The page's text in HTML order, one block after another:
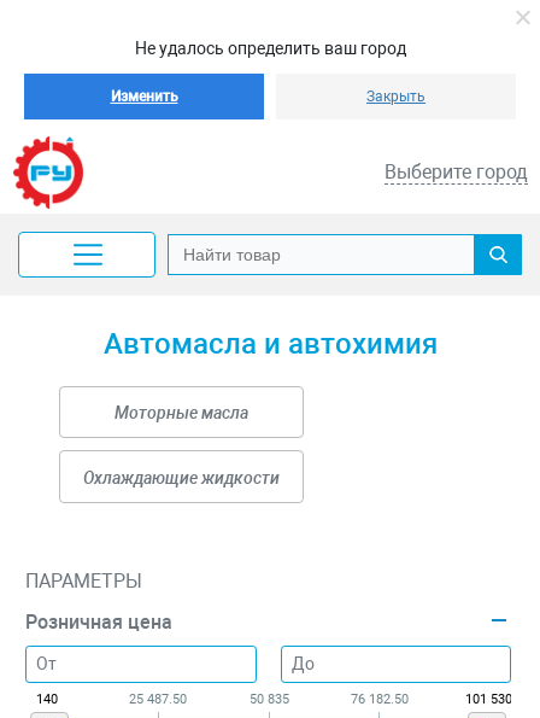
Не удалось определить ваш город
Изменить Закрыть
Выберите город
Автомасла и автохимия
Моторные масла
Охлаждающие жидкости
ПАРАМЕТРЫ
Розничная цена
140 25 487.50 50 835 76 182.50 101 530